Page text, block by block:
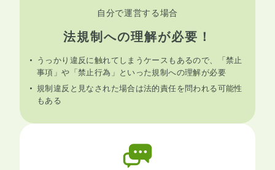
自分で運営する場合
法規制への理解が必要！
うっかり違反に触れてしまうケースもあるので、「禁止
事項」や「禁止行為」といった規制への理解が必要
規制違反と見なされた場合は法的責任を問われる可能性
もある